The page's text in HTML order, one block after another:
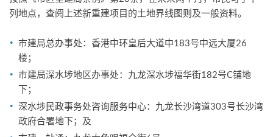
列地点，查阅上述新重建项目的土地界线图则及一般资料。
市建局总办事处：香港中环皇后大道中183号中远大厦26
楼；
市建局深水埗地区办事处：九龙深水埗福华街182号C铺地
下；
深水埗民政事务处咨询服务中心：九龙长沙湾道303号长沙湾
政府合署地下；及